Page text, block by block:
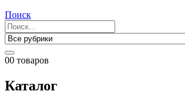
Поиск
00 товаров
Каталог